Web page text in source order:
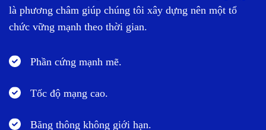
là phương châm giúp chúng tôi xây dựng nên một tổ
chức vững mạnh theo thời gian.
Phần cứng mạnh mẽ.
Tốc độ mạng cao.
Băng thông không giới hạn.